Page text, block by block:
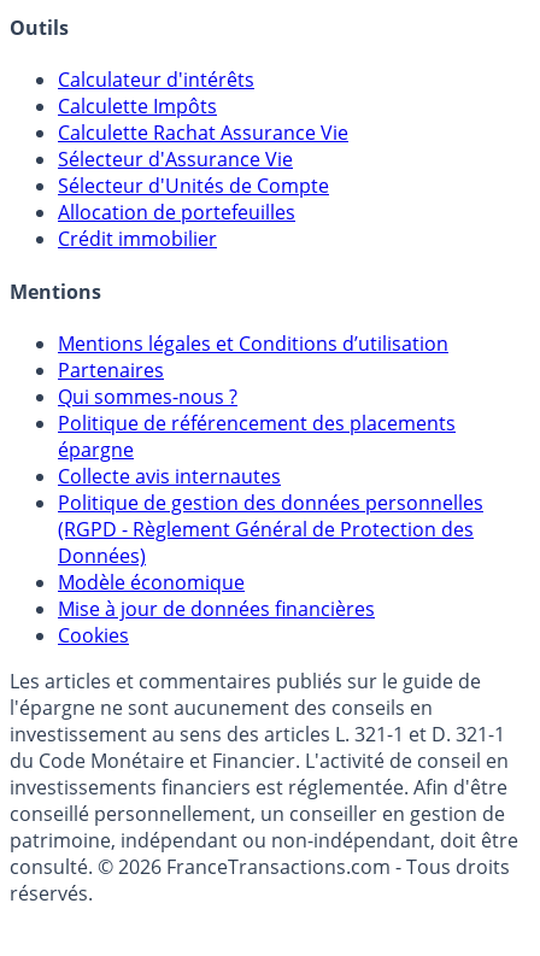
Calculateur d'intérêts
Calculette Impôts
Calculette Rachat Assurance Vie
Sélecteur d'Assurance Vie
Sélecteur d'Unités de Compte
Allocation de portefeuilles
Mentions légales et Conditions d’utilisation
Partenaires
Qui sommes-nous ?
Politique de référencement des placements
épargne
Collecte avis internautes
Politique de gestion des données personnelles
(RGPD - Règlement Général de Protection des
Données)
Modèle économique
Mise à jour de données financières
Cookies
Les articles et commentaires publiés sur le guide de
l'épargne ne sont aucunement des conseils en
investissement au sens des articles L. 321-1 et D. 321-1
du Code Monétaire et Financier. L'activité de conseil en
investissements financiers est réglementée. Afin d'être
conseillé personnellement, un conseiller en gestion de
patrimoine, indépendant ou non-indépendant, doit être
consulté. © 2026 FranceTransactions.com - Tous droits